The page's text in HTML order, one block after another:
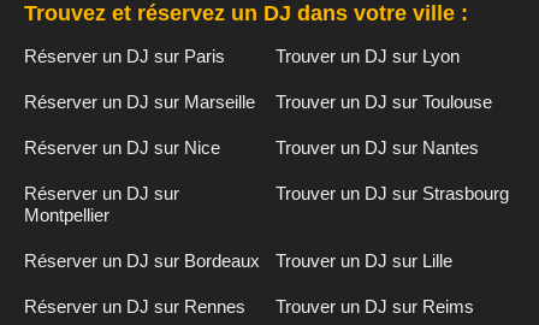
Trouvez et réservez un DJ dans votre ville :
Réserver un DJ sur Paris Trouver un DJ sur Lyon
Réserver un DJ sur Marseille Trouver un DJ sur Toulouse
Réserver un DJ sur Nice Trouver un DJ sur Nantes
Réserver un DJ sur
Montpellier
Trouver un DJ sur Strasbourg
Réserver un DJ sur Bordeaux Trouver un DJ sur Lille
Réserver un DJ sur Rennes Trouver un DJ sur Reims